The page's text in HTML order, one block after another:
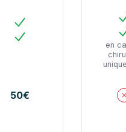
Oui
Oui
en
50€